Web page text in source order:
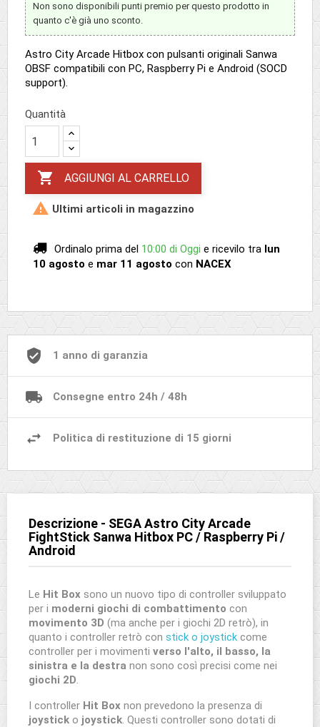
Non sono disponibili punti premio per questo prodotto in
quanto c'è già uno sconto.
Astro City Arcade Hitbox con pulsanti originali Sanwa
OBSF compatibili con PC, Raspberry Pi e Android (SOCD
support).
Quantità
 AGGIUNGI AL CARRELLO
 Ultimi articoli in magazzino
Ordinalo prima del 10:00 di Oggi e ricevilo tra lun
10 agosto e mar 11 agosto con NACEX
1 anno di garanzia
Consegne entro 24h / 48h
Politica di restituzione di 15 giorni
Descrizione - SEGA Astro City Arcade
FightStick Sanwa Hitbox PC / Raspberry Pi /
Android
Le Hit Box sono un nuovo tipo di controller sviluppato
per i moderni giochi di combattimento con
movimento 3D (ma anche per i giochi 2D retrò), in
quanto i controller retrò con stick o joystick come
controller per i movimenti verso l'alto, il basso, la
sinistra e la destra non sono così precisi come nei
giochi 2D.
I controller Hit Box non prevedono la presenza di
joystick o joystick. Questi controller sono dotati di